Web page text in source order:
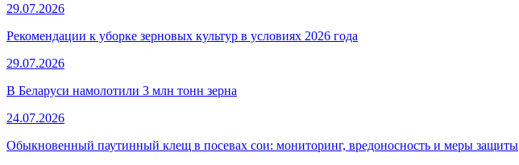
29.07.2026
Рекомендации к уборке зерновых культур в условиях 2026 года
29.07.2026
В Беларуси намолотили 3 млн тонн зерна
24.07.2026
Обыкновенный паутинный клещ в посевах сои: мониторинг, вредоносность и меры защиты